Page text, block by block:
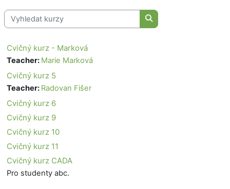
Vyhledat kurzy
Vyhledat kurzy
Cvičný kurz - Marková
Teacher: Marie Marková
Cvičný kurz 5
Teacher: Radovan Fišer
Cvičný kurz 6
Cvičný kurz 9
Cvičný kurz 10
Cvičný kurz 11
Cvičný kurz CADA
Pro studenty abc.